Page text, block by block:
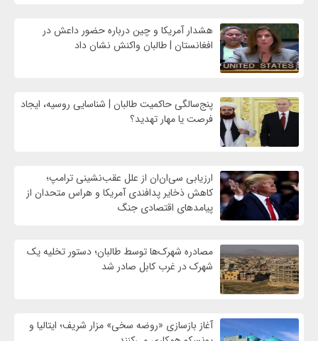
هشدار آمریکا و چین درباره حضور داعش در
افغانستان | طالبان واکنش نشان داد
پنج‌سالگی حاکمیت طالبان | شناسایی روسیه، ایجاد
فرصت‌ یا مهار تهدید؟
ارزیابی سی‌ان‌ان از علل عقب‌نشینی ترامپ؛
کاهش ذخایر پدافندی آمریکا و هراس متحدان از
پیامدهای اقتصادی جنگ
مصادره شهرک‌ها توسط طالبان؛ دستور تخلیه یک
شهرک در غرب کابل صادر شد
آغاز بازسازی «روضه سخی» مزار شریف؛ ایتالیا و